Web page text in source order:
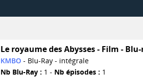
Le royaume des Abysses - Film -
KMBO- Blu-Ray - intégrale
Nb Blu-Ray : 1 - Nb épisodes : 1